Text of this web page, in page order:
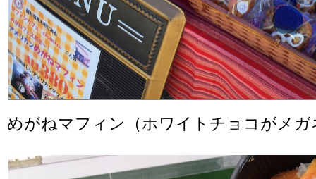
めがねマフィン（ホワイトチョコがメガ